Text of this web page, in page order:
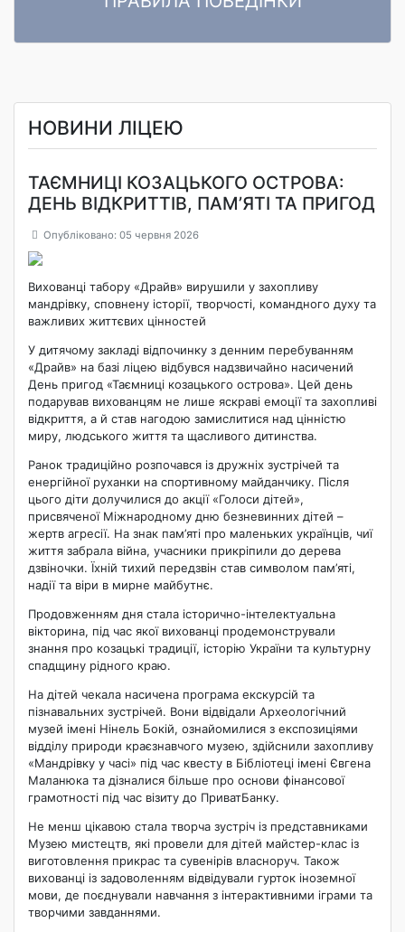
НОВИНИ ЛІЦЕЮ
ТАЄМНИЦІ КОЗАЦЬКОГО ОСТРОВА:
ДЕНЬ ВІДКРИТТІВ, ПАМ’ЯТІ ТА ПРИГОД
Опубліковано: 05 червня 2026
Вихованці табору «Драйв» вирушили у захопливу
мандрівку, сповнену історії, творчості, командного духу та
важливих життєвих цінностей
У дитячому закладі відпочинку з денним перебуванням
«Драйв» на базі ліцею відбувся надзвичайно насичений
День пригод «Таємниці козацького острова». Цей день
подарував вихованцям не лише яскраві емоції та захопливі
відкриття, а й став нагодою замислитися над цінністю
миру, людського життя та щасливого дитинства.
Ранок традиційно розпочався із дружніх зустрічей та
енергійної руханки на спортивному майданчику. Після
цього діти долучилися до акції «Голоси дітей»,
присвяченої Міжнародному дню безневинних дітей –
жертв агресії. На знак пам’яті про маленьких українців, чиї
життя забрала війна, учасники прикріпили до дерева
дзвіночки. Їхній тихий передзвін став символом пам’яті,
надії та віри в мирне майбутнє.
Продовженням дня стала історично-інтелектуальна
вікторина, під час якої вихованці продемонстрували
знання про козацькі традиції, історію України та культурну
спадщину рідного краю.
На дітей чекала насичена програма екскурсій та
пізнавальних зустрічей. Вони відвідали Археологічний
музей імені Нінель Бокій, ознайомилися з експозиціями
відділу природи краєзнавчого музею, здійснили захопливу
«Мандрівку у часі» під час квесту в Бібліотеці імені Євгена
Маланюка та дізналися більше про основи фінансової
грамотності під час візиту до ПриватБанку.
Не менш цікавою стала творча зустріч із представниками
Музею мистецтв, які провели для дітей майстер-клас із
виготовлення прикрас та сувенірів власноруч. Також
вихованці із задоволенням відвідували гурток іноземної
мови, де поєднували навчання з інтерактивними іграми та
творчими завданнями.